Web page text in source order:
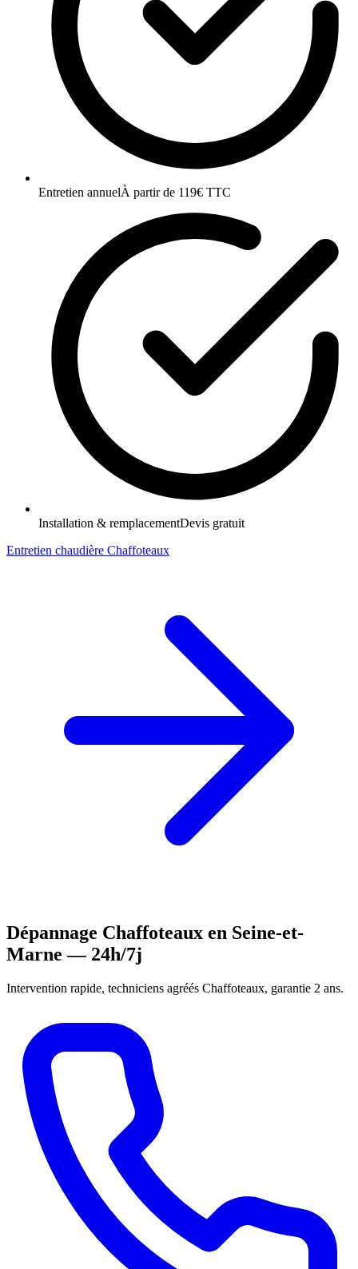
Entretien annuelÀ partir de 119€ TTC
Installation & remplacementDevis gratuit
Entretien chaudière Chaffoteaux
Dépannage Chaffoteaux en Seine-et-
Marne — 24h/7j
Intervention rapide, techniciens agréés Chaffoteaux, garantie 2 ans.